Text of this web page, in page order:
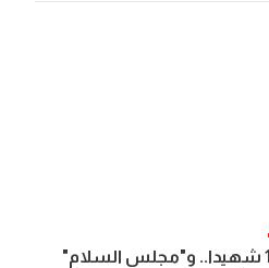
غزة تشيّع 112 شهيدا.. و"مجلس السلام"